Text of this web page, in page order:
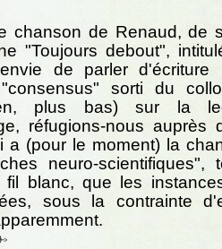
chanson de Renaud, de
"Toujours debout",
de parler d'écriture
sorti du
plus bas) sur la
réfugions-nous auprès
a (pour le moment) la
neuro-scientifiques",
fil blanc, que les
sous la contrainte